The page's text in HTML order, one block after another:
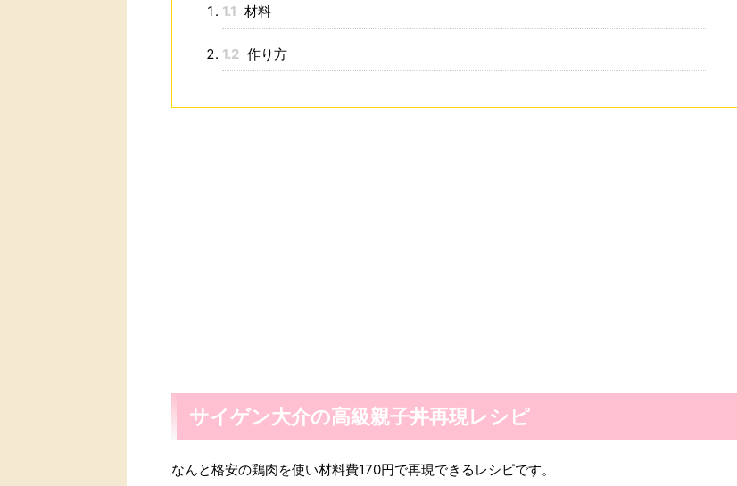
1.1 材料
1.2 作り方
サイゲン大介の高級親子丼再現レシピ
なんと格安の鶏肉を使い材料費170円で再現できるレシピです。